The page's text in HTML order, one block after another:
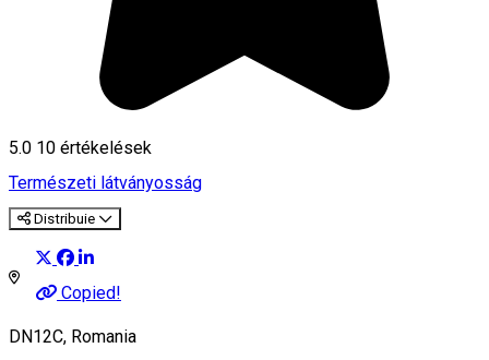
5.0 10 értékelések
Természeti látványosság
Distribuie
Copied!
DN12C, Romania